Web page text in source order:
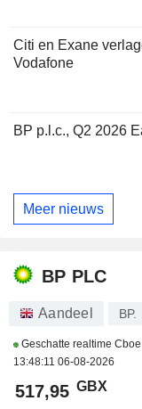
Citi en Exane
Vodafone
BP p.l.c., Q2 2026
Meer nieuws
BP PLC
Aandeel BP.
Geschatte realtime
13:48:11 06-08-2026
517,95 GBX